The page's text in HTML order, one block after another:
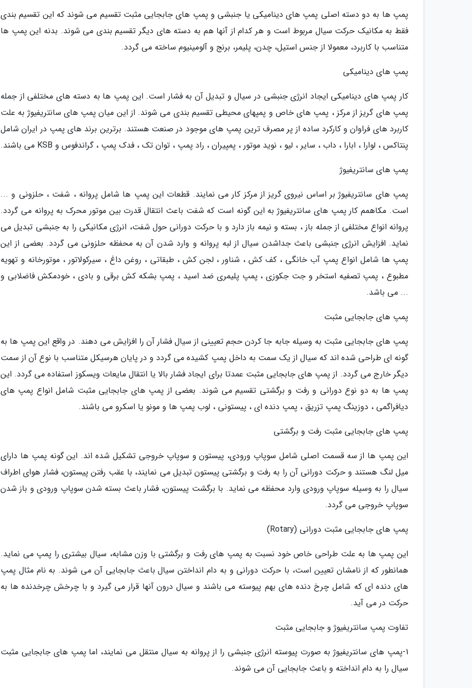
پمپ ها به دو دسته اصلی پمپ های دینامیکی یا جنبشی و پمپ های جابجایی مثبت تقسیم می شوند که این تقسیم بندی
فقط به مکانیک حرکت سیال مربوط است و هر کدام از آنها هم به دسته های دیگر تقسیم بندی می شوند. بدنه این پمپ ها
متناسب با کاربرد، معمولا از جنس استیل، چدن، پلیمر، برنج و آلومینیوم ساخته می گردد.
پمپ های دینامیکی
کار پمپ های دینامیکی ایجاد انرژی جنبشی در سیال و تبدیل آن به فشار است. این پمپ ها به دسته های مختلفی از جمله
پمپ های گریز از مرکز ، پمپ های خاص و پمپهای محیطی تقسیم بندی می شوند. از این میان پمپ های سانتریفیوژ به علت
کاربرد های فراوان و کارکرد ساده از پر مصرف ترین پمپ های موجود در صنعت هستند. برترین برند های پمپ در ایران شامل
پنتاکس ، لوارا ، ابارا ، داب ، سایر ، لیو ، نوید موتور ، پمپیران ، راد پمپ ، توان تک ، فدک پمپ ، گراندفوس و KSB می باشند.
پمپ های سانتریفیوژ
پمپ های سانتریفیوژ بر اساس نیروی گریز از مرکز کار می نمایند. قطعات این پمپ ها شامل پروانه ، شفت ، حلزونی و ...
است. مکاهمم کار پمپ های سانتریفیوژ به این گونه است که شفت باعث انتقال قدرت بین موتور محرک به پروانه می گردد.
پروانه انواع مختلفی از جمله باز ، بسته و نیمه باز دارد و با حرکت دورانی حول شفت، انرژی مکانیکی را به جنبشی تبدیل می
نماید. افزایش انرژی جنبشی باعث جداشدن سیال از لبه پروانه و وارد شدن آن به محفظه حلزونی می گردد. بعضی از این
پمپ ها شامل انواع پمپ آب خانگی ، کف کش ، شناور ، لجن کش ، طبقاتی ، روغن داغ ، سیرکولاتور ، موتورخانه و تهویه
مطبوع ، پمپ تصفیه استخر و جت جکوزی ، پمپ پلیمری ضد اسید ، پمپ بشکه کش برقی و بادی ، خودمکش فاضلابی و
... می باشد.
پمپ های جابجایی مثبت
پمپ های جابجایی مثبت به وسیله جابه جا کردن حجم تعیینی از سیال فشار آن را افزایش می دهند. در واقع این پمپ ها به
گونه ای طراحی شده اند که سیال از یک سمت به داخل پمپ کشیده می گردد و در پایان هرسیکل متناسب با نوع آن از سمت
دیگر خارج می گردد. از پمپ های جابجایی مثبت عمدتا برای ایجاد فشار بالا یا انتقال مایعات ویسکوز استفاده می گردد. این
پمپ ها به دو نوع دورانی و رفت و برگشتی تقسیم می شوند. بعضی از پمپ های جابجایی مثبت شامل انواع پمپ های
دیافراگمی ، دوزینگ پمپ تزریق ، پمپ دنده ای ، پیستونی ، لوب پمپ ها و مونو یا اسکرو می باشند.
پمپ های جابجایی مثبت رفت و برگشتی
این پمپ ها از سه قسمت اصلی شامل سوپاپ ورودی، پیستون و سوپاپ خروجی تشکیل شده اند. این گونه پمپ ها دارای
میل لنگ هستند و حرکت دورانی آن را به رفت و برگشتی پیستون تبدیل می نمایند، با عقب رفتن پیستون، فشار هوای اطراف
سیال را به وسیله سوپاپ ورودی وارد محفظه می نماید. با برگشت پیستون، فشار باعث بسته شدن سوپاپ ورودی و باز شدن
سوپاپ خروجی می گردد.
پمپ های جابجایی مثبت دورانی (Rotary)
این پمپ ها به علت طراحی خاص خود نسبت به پمپ های رفت و برگشتی با وزن مشابه، سیال بیشتری را پمپ می نماید.
همانطور که از نامشان تعیین است، با حرکت دورانی و به دام انداختن سیال باعث جابجایی آن می شوند. به نام مثال پمپ
های دنده ای که شامل چرخ دنده های بهم پیوسته می باشند و سیال درون آنها قرار می گیرد و با چرخش چرخدنده ها به
حرکت در می آید.
تفاوت پمپ سانتریفیوژ و جابجایی مثبت
1-پمپ های سانتریفیوژ به صورت پیوسته انرژی جنبشی را از پروانه به سیال منتقل می نمایند، اما پمپ های جابجایی مثبت
سیال را به دام انداخته و باعث جابجایی آن می شوند.